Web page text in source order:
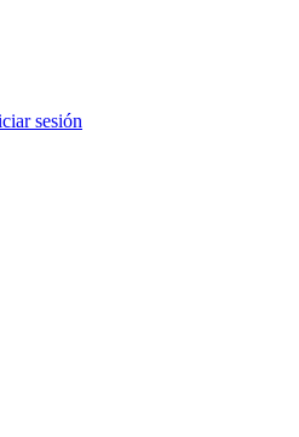
sesión